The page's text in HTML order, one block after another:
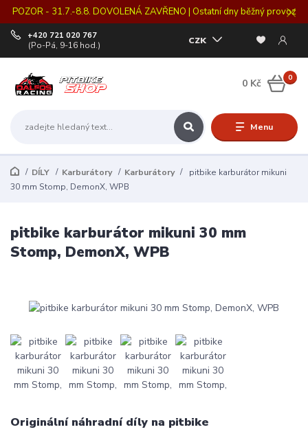
POZOR - 31.7.-8.8. DOVOLENÁ ZAVŘENO | Ostatní dny běžný provoz
Menu
CZK
+420 721 020 767
(Po-Pá, 9-16 hod.)
0
0 Kč
DÍLY Karburátory Karburátory
pitbike karburátor mikuni
30 mm Stomp, DemonX, WPB
pitbike karburátor mikuni 30 mm
Stomp, DemonX, WPB
Originální náhradní díly na pitbike